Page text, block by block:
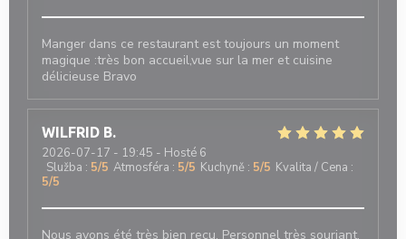
Manger dans ce restaurant est toujours un moment
magique :très bon accueil,vue sur la mer et cuisine
délicieuse Bravo
WILFRID B
2026-07-17 - 19:45 - Hosté 6
Služba : 5/5 Atmosféra : 5/5 Kuchyně : 5/5 Kvalita / Cena :
5/5
Nous avons été très bien reçu, Personnel très souriant,